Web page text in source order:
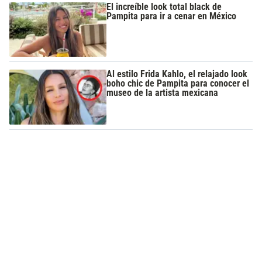
El increíble look total black de
Pampita para ir a cenar en México
Al estilo Frida Kahlo, el relajado look
boho chic de Pampita para conocer el
museo de la artista mexicana